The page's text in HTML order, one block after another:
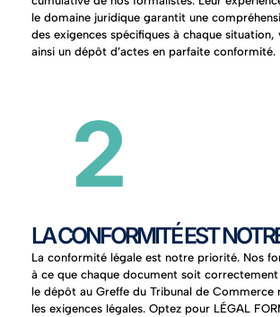
le domaine juridique garantit une
des exigences spécifiques à chaque situation,
ainsi un dépôt d’actes en parfaite conformité.
LA CONFORMITÉ EST
La conformité légale est notre priorité. Nos
à ce que chaque document soit
le dépôt au Greffe du Tribunal de Commerce
les exigences légales. Optez pour LÉGAL